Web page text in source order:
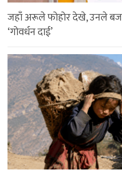
जहाँ अरूले फोहोर देखे, उनले
‘गोवर्धन दाई’